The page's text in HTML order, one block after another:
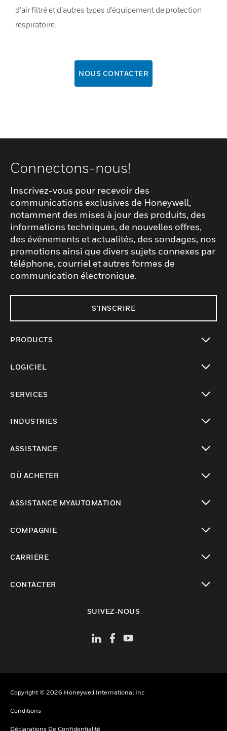
d’air filtré et d’autres types d’équipement de protection
respiratoire.
NOUS CONTACTER
Connectons-nous!
Inscrivez-vous pour recevoir des
communications exclusives de Honeywell,
notamment des mises à jour des produits, des
informations techniques, de nouvelles offres,
des événements et actualités, des sondages, nos
promotions ainsi que divers sujets connexes par
téléphone, courriel et autres formes de
communication électronique.
S'INSCRIRE
PRODUCTS
LOGICIEL
SERVICES
INDUSTRIES
ASSISTANCE
OÙ ACHETER
ASSISTANCE MYAUTOMATION
COMPAGNIE
CARRIÈRE
CONTACTER
SUIVEZ-NOUS
Copyright © 2026 Honeywell International Inc
Conditions
Déclarations De Confidentialité